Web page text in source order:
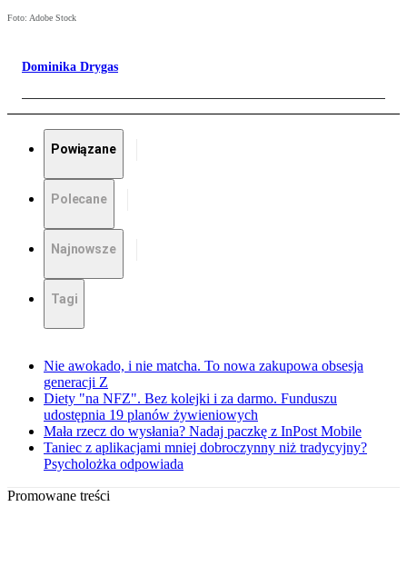
Foto: Adobe Stock
Dominika Drygas
Powiązane
Polecane
Najnowsze
Tagi
Nie awokado, i nie matcha. To nowa zakupowa obsesja
generacji Z
Diety "na NFZ". Bez kolejki i za darmo. Funduszu
udostępnia 19 planów żywieniowych
Mała rzecz do wysłania? Nadaj paczkę z InPost Mobile
Taniec z aplikacjami mniej dobroczynny niż tradycyjny?
Psycholożka odpowiada
Promowane treści